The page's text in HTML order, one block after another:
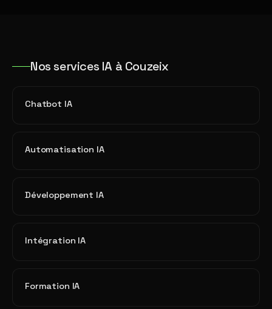
Nos services IA à Couzeix
Chatbot IA
Automatisation IA
Développement IA
Intégration IA
Formation IA